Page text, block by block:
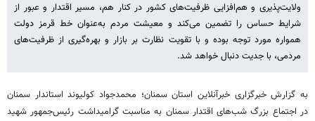
ولایت‌پذیری و هم‌افزایی ظرفیت‌های کشور در کنار هم، مسیر اقتدار و عبور از
شرایط حساس را تضمین می‌کند و معیشت مردم به‌عنوان خط قرمز دولت
همواره مورد توجه بوده و با تقویت نظارت بر بازار و بهره‌گیری از ظرفیت‌های
مردمی، با جدیت دنبال خواهد شد.
به گزارش خبرگزاری خبرآنلاین استان سمنان؛ محمدجواد کولیوند استاندار سمنان
در اجتماع بزرگ شب‌های اقتدار سمنان به مناسبت گرامیداشت رئیس‌جمهور شهید